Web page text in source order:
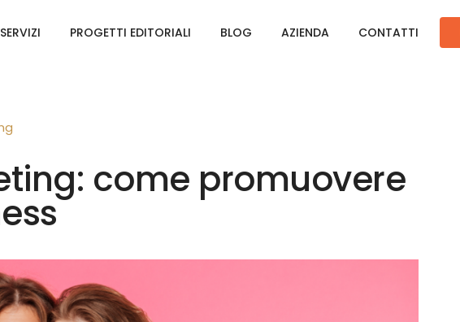
PROGETTI EDITORIALI BLOG AZIENDA CONTATTI
come promuovere